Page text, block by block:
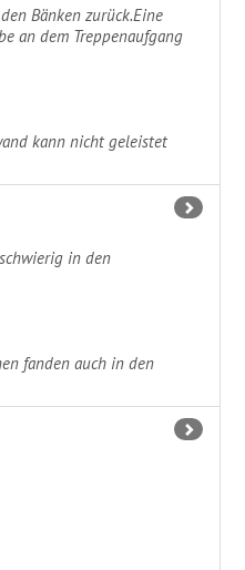
Bänken zurück.Eine
an dem Treppenaufgang
kann nicht geleistet
in den
fanden auch in den